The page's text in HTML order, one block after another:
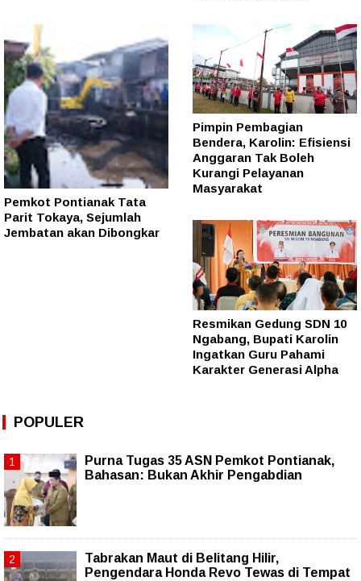
Pemkot Pontianak Tata
Parit Tokaya, Sejumlah
Jembatan akan Dibongkar
Pimpin Pembagian
Bendera, Karolin: Efisiensi
Anggaran Tak Boleh
Kurangi Pelayanan
Masyarakat
Resmikan Gedung SDN 10
Ngabang, Bupati Karolin
Ingatkan Guru Pahami
Karakter Generasi Alpha
POPULER
Purna Tugas 35 ASN Pemkot Pontianak,
Bahasan: Bukan Akhir Pengabdian
Tabrakan Maut di Belitang Hilir,
Pengendara Honda Revo Tewas di Tempat